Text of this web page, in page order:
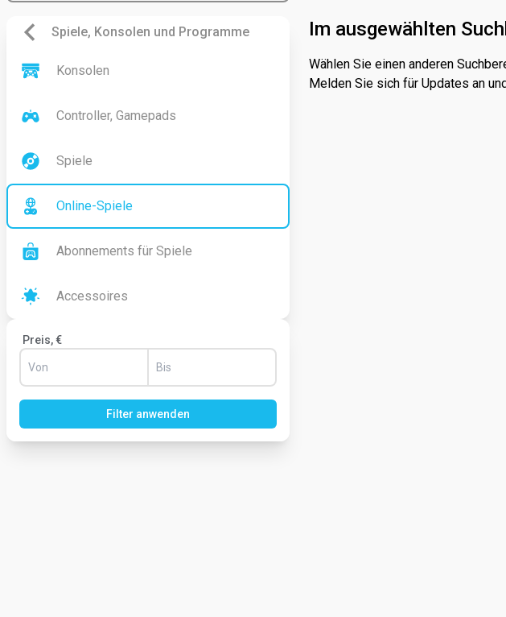
Spiele, Konsolen und Programme
Konsolen
Controller, Gamepads
Spiele
Online-Spiele
Abonnements für Spiele
Accessoires
Preis, €
Filter anwenden
Im ausgewählten
Wählen Sie einen anderen
Melden Sie sich für Updates an